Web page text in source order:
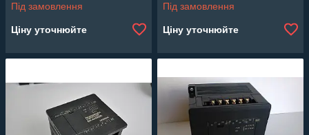
Під замовлення
Ціну уточнюйте
Під замовлення
Ціну уточнюйте